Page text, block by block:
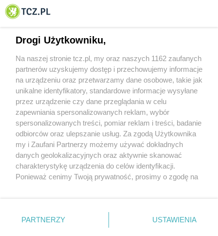
© 2001-2026 Tczew - TCZ.PL Sp. z o.o. Internetowy Serwis Informacyjny Miasta
O FIRMIE POLITYKA PRYWATNOŚCI HOSTING
REKLAMA WSPÓŁPRACA RSS FACEBOOK KONTAKT
Nasze serwisy
Aktualności
Tcz24
Historia miasta
Muzyka i kultura
Archiwum wydarzeń
Zdjęcia miasta
Drogi Użytkowniku,
Na naszej stronie tcz.pl, my oraz naszych 1162 zaufanych
partnerów uzyskujemy dostęp i przechowujemy informacje
na urządzeniu oraz przetwarzamy dane osobowe, takie jak
unikalne identyfikatory, standardowe informacje wysyłane
przez urządzenie czy dane przeglądania w celu
zapewniania spersonalizowanych reklam, wybór
spersonalizowanych treści, pomiar reklam i treści, badanie
odbiorców oraz ulepszanie usług. Za zgodą Użytkownika
my i Zaufani Partnerzy możemy używać dokładnych
danych geolokalizacyjnych oraz aktywnie skanować
charakterystykę urządzenia do celów identyfikacji.
Ponieważ cenimy Twoją prywatność, prosimy o zgodę na
znajdujący się w lewym dolnym rogu strony
. Niektóre
PARTNERZY USTAWIENIA